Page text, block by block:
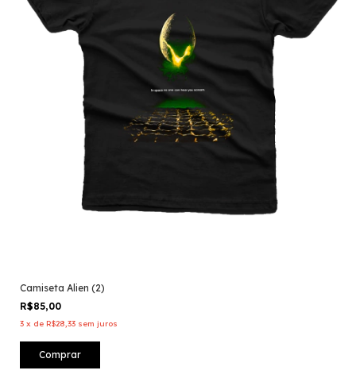
Camiseta Alien (2)
R$85,00
3 x de R$28,33 sem juros
Comprar